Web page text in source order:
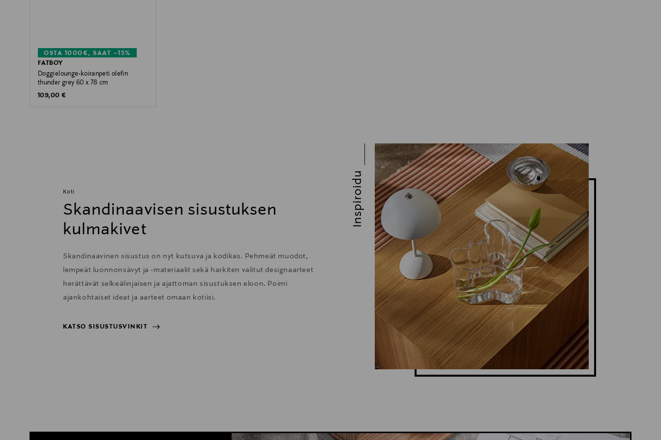
OSTA 1000€, SAAT –15%
FATBOY
Doggielounge-koiranpeti olefin
thunder grey 60 x 78 cm
Original Price
109,00 €
Koti
Skandinaavisen sisustuksen
kulmakivet
Skandinaavinen sisustus on nyt kutsuva ja kodikas. Pehmeät muodot,
lempeät luonnonsävyt ja -materiaalit sekä harkiten valitut designaarteet
herättävät selkeälinjaisen ja ajattoman sisustuksen eloon. Poimi
ajankohtaiset ideat ja aarteet omaan kotiisi.
KATSO SISUSTUSVINKIT
Inspiroidu